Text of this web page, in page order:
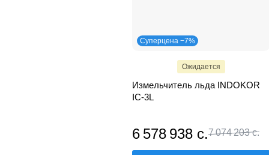
Суперцена −7%
Ожидается
Измельчитель льда INDOKOR
IC-3L
6 578 938 с.7 074 203 с.